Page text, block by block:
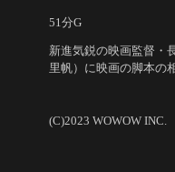
51分G
新進気鋭の映画監督・
里帆）に映画の脚本の
(C)2023 WOWOW INC.